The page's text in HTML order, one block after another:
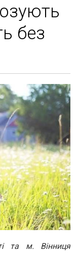
без
та м. Вінниця